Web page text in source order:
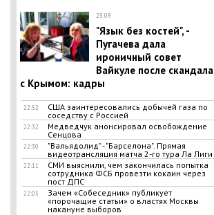
23:09
"Язык без костей", -
Пугачева дала
ироничный совет
Вайкуле после скандала
с Крымом: кадры
22:52
США заинтересовались добычей газа по
соседству с Россией
22:32
Медведчук анонсировал освобождение
Сенцова
22:30
"Вальядолид" - "Барселона". Прямая
видеотрансляция матча 2-го тура Ла Лиги
22:11
СМИ выяснили, чем закончилась попытка
сотрудника ФСБ провезти кокаин через
пост ДПС
22:05
Зачем «Собеседник» публикует
«порочащие статьи» о властях Москвы
накануне выборов